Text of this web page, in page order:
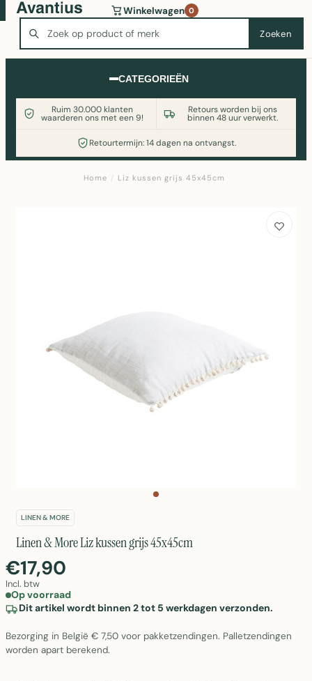
Zoeken
Winkelwagen 0
CATEGORIEËN
Ruim 30.000 klanten
waarderen ons met een 9!
Retours worden bij ons
binnen 48 uur verwerkt.
Retourtermijn: 14 dagen na ontvangst.
Wasmachine of koelkast nodig? Vergelijk alle prijzen op
Witgoedaanbod.nl
Home / Liz kussen grijs 45x45cm
LINEN & MORE
Linen & More Liz kussen grijs 45x45cm
€17,90
Incl. btw
Op voorraad
Dit artikel wordt binnen 2 tot 5 werkdagen verzonden.
Bezorging in België € 7,50 voor pakketzendingen. Palletzendingen
worden apart berekend.